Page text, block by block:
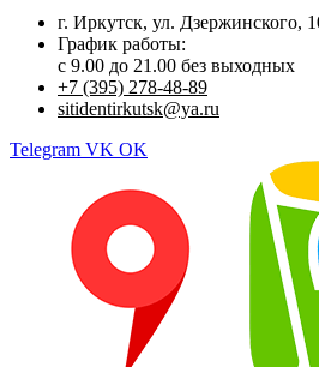
г. Иркутск, ул. Дзержинского,
График работы:
с 9.00 до 21.00 без выходных
+7 (395) 278-48-89
sitidentirkutsk@ya.ru
Telegram VK OK